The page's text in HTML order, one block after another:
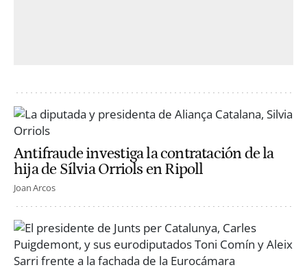
Antifraude investiga la contratación de la
hija de Sílvia Orriols en Ripoll
Joan Arcos